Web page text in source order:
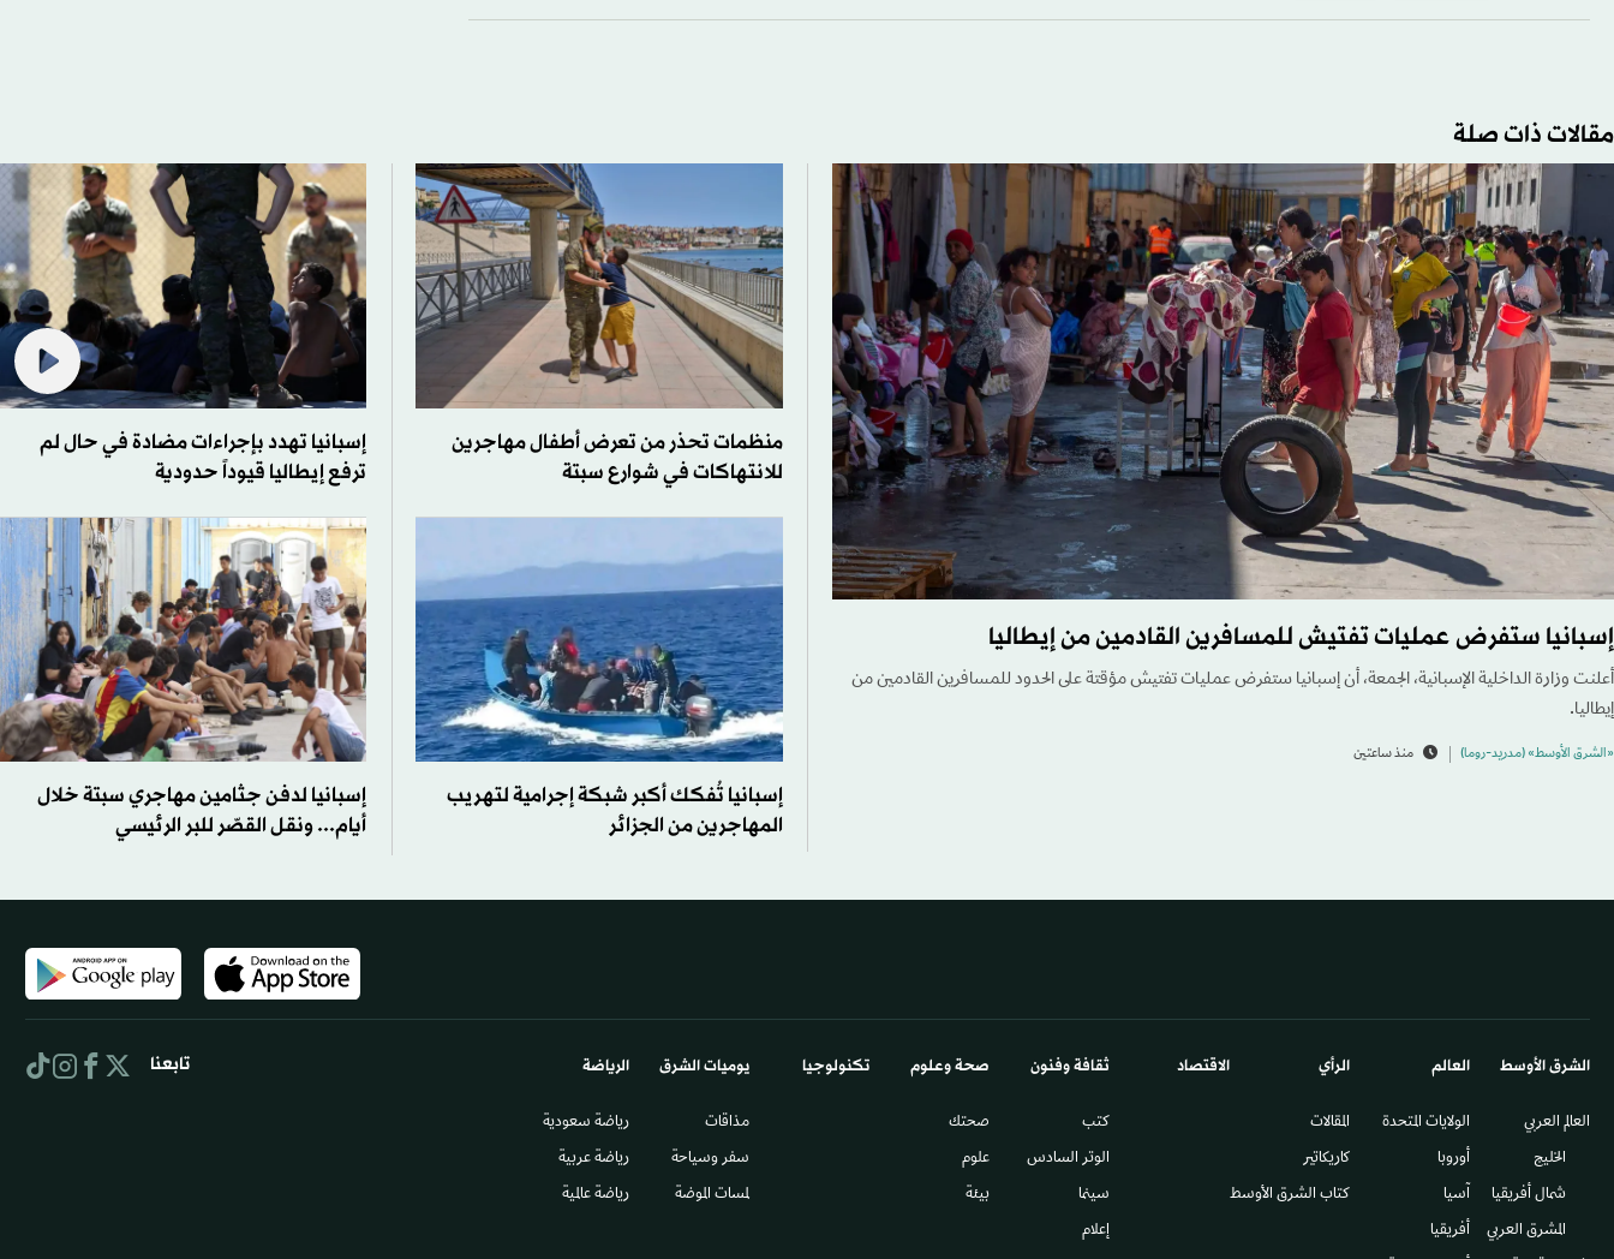
مقالات ذات صلة
إسبانيا ستفرض عمليات تفتيش للمسافرين القادمين من إيطاليا
أعلنت وزارة الداخلية الإسبانية، الجمعة، أن إسبانيا ستفرض عمليات تفتيش مؤقتة على الحدود للمسافرين القادمين من
إيطاليا.
«الشرق الأوسط» (مدريد-روما) منذ ساعتين
منظمات تحذر من تعرض أطفال مهاجرين
للانتهاكات في شوارع سبتة
إسبانيا تهدد بإجراءات مضادة في حال لم
ترفع إيطاليا قيوداً حدودية
إسبانيا تُفكك أكبر شبكة إجرامية لتهريب
المهاجرين من الجزائر
إسبانيا لدفن جثامين مهاجري سبتة خلال
أيام... ونقل القصّر للبر الرئيسي
الشرق الأوسط​
العالم العربي
الخليج
شمال أفريقيا
المشرق العربي
العالم
الولايات المتحدة
أوروبا
آسيا
أفريقيا
الرأي
المقالات
كاريكاتير
كتاب الشرق الأوسط
الاقتصاد ثقافة وفنون
كتب
الوتر السادس​
سينما
إعلام
صحة وعلوم
صحتك
علوم
بيئة
تكنولوجيا يوميات الشرق​
مذاقات
سفر وسياحة
لمسات الموضة
الرياضة
رياضة سعودية
رياضة عربية
رياضة عالمية
تابعنا